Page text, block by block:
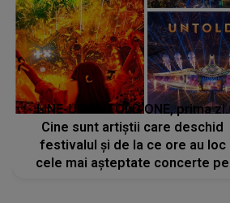
LINE-UP UNTOLD ONE, prima zi.
Cine sunt artiștii care deschid
festivalul și de la ce ore au loc
cele mai așteptate concerte pe